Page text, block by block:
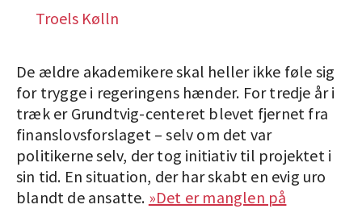
Troels Kølln
De ældre akademikere skal heller ikke føle sig
for trygge i regeringens hænder. For tredje år i
træk er Grundtvig-centeret blevet fjernet fra
finanslovsforslaget – selv om det var
politikerne selv, der tog initiativ til projektet i
sin tid. En situation, der har skabt en evig uro
blandt de ansatte. »Det er manglen på